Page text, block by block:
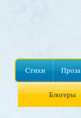
Стихи Проза
Блогеры